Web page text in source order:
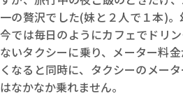
一の贅沢でした(妹と２人で１本)
今では毎日のようにカフェでドリ
ないタクシーに乗り、メーター料
くなると同時に、タクシーのメー
はなかなか乗れません。